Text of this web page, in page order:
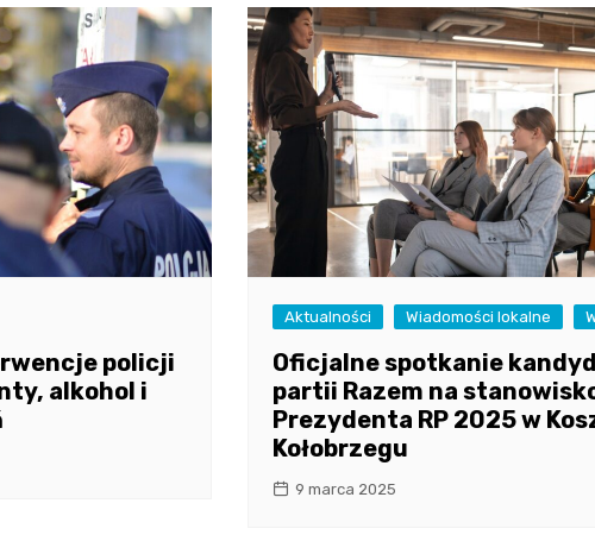
policji
alkohol i
Aktualności Wiadomości lokalne
Oficjalne spotkanie
partii Razem na
Prezydenta RP 2025 w
Kołobrzegu
9 marca 2025